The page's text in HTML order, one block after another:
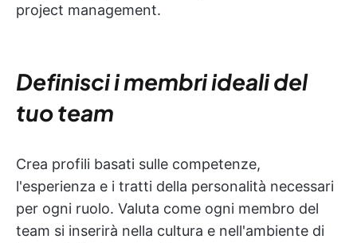
project management.
Definisci i membri ideali del
tuo team
Crea profili basati sulle competenze,
l'esperienza e i tratti della personalità necessari
per ogni ruolo. Valuta come ogni membro del
team si inserirà nella cultura e nell'ambiente di